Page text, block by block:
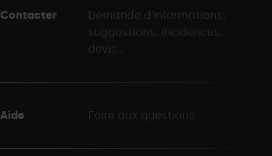
-
Contacter
Demande d'informations,
suggestions, incidences,
devis...
Aide Foire aux questions